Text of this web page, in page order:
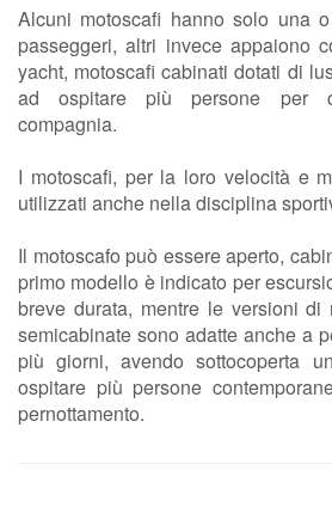
Alcuni motoscafi hanno solo una
passeggeri, altri invece appaiono
yacht, motoscafi cabinati dotati di
ad ospitare più persone per
compagnia.
I motoscafi, per la loro velocità e
utilizzati anche nella disciplina
Il motoscafo può essere aperto,
primo modello è indicato per
breve durata, mentre le versioni di
semicabinate sono adatte anche a
più giorni, avendo sottocoperta
ospitare più persone
pernottamento.